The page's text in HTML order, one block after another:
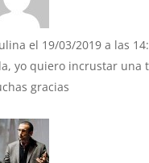
el 19/03/2019 a las
yo quiero incrustar una
gracias